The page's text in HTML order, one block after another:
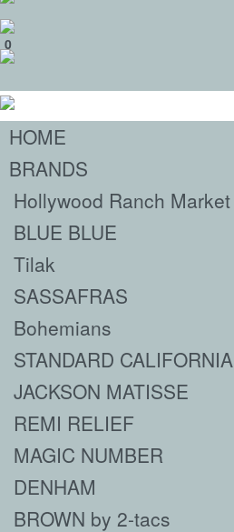
0
HOME
BRANDS
Hollywood Ranch Market
BLUE BLUE
Tilak
SASSAFRAS
Bohemians
STANDARD CALIFORNIA
JACKSON MATISSE
REMI RELIEF
MAGIC NUMBER
DENHAM
BROWN by 2-tacs